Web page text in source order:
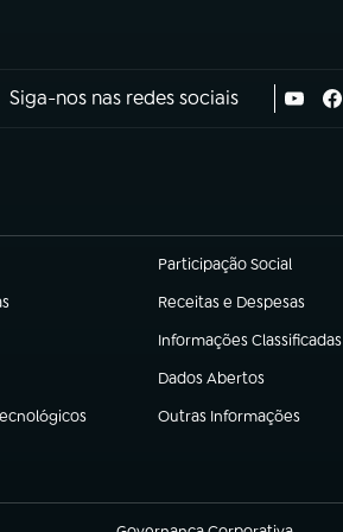
Siga-nos nas redes sociais
Participação Social
(abre em nova aba)
Receitas e Despesas
(abre em nova aba)
Informações Classificadas
(abre em nova aba)
Dados Abertos
(abre em nova aba)
Outras Informações
(abre em nova aba)